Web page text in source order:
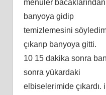
menuler bacaklarından
banyoya gidip
temizlemesini
çıkarıp banyoya gitti.
10 15 dakika sonra
sonra yükardaki
elbiselerimide çıkardı.